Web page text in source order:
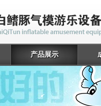
产品展示